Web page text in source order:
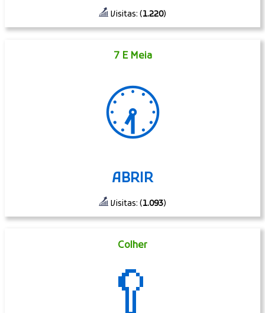
Visitas: (1.220)
7 E Meia
🕢
ABRIR
Visitas: (1.093)
Colher
🥄